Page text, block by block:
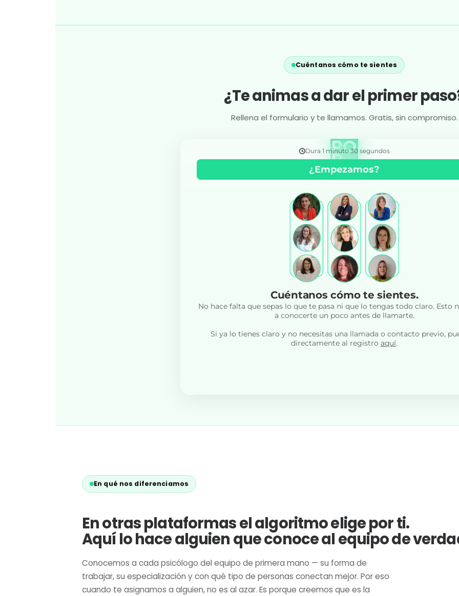
Cuéntanos cómo te sientes
¿Te animas a dar el primer
Rellena el formulario y te llamamos. Gratis, sin compromiso.
En qué nos diferenciamos
En otras plataformas el algoritmo elige por ti.
Aquí lo hace alguien que conoce al equipo de
Conocemos a cada psicólogo del equipo de primera mano — su forma de
trabajar, su especialización y con qué tipo de personas conectan mejor. Por eso
cuando te asignamos a alguien, no es al azar. Es porque creemos que es la